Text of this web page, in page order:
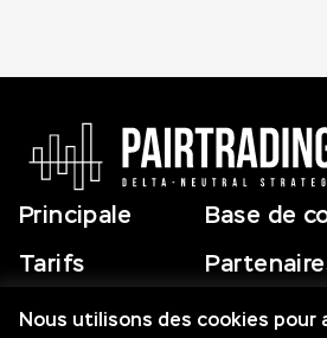
Principale
Tarifs
Screeners
Base de
Relations
Nous utilisons des cookies pour